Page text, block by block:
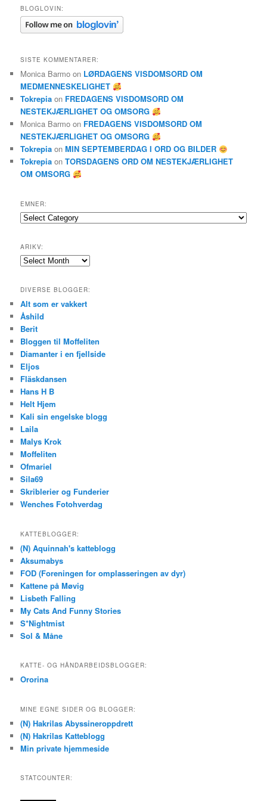
BLOGLOVIN:
SISTE KOMMENTARER:
Monica Barmo on LØRDAGENS VISDOMSORD OM
MEDMENNESKELIGHET
Tokrepia on FREDAGENS VISDOMSORD OM
NESTEKJÆRLIGHET OG OMSORG
Monica Barmo on FREDAGENS VISDOMSORD OM
NESTEKJÆRLIGHET OG OMSORG
Tokrepia onMIN SEPTEMBERDAG I ORD OG BILDER
Tokrepia onTORSDAGENS ORD OM NESTEKJÆRLIGHET
OM OMSORG
EMNER:
Emner:
ARIKV:
Arikv:
DIVERSE BLOGGER:
Alt som er vakkert
Åshild
Berit
Bloggen til Moffeliten
Diamanter i en fjellside
Eljos
Fläskdansen
Hans H B
Helt Hjem
Kali sin engelske blogg
Laila
Malys Krok
Moffeliten
Ofmariel
Sila69
Skriblerier og Funderier
Wenches Fotohverdag
KATTEBLOGGER:
(N) Aquinnah's katteblogg
Aksumabys
FOD (Foreningen for omplasseringen av dyr)
Kattene på Møvig
Lisbeth Falling
My Cats And Funny Stories
S*Nightmist
Sol & Måne
KATTE- OG HÅNDARBEIDSBLOGGER:
Ororina
MINE EGNE SIDER OG BLOGGER:
(N) Hakrilas Abyssineroppdrett
(N) Hakrilas Katteblogg
Min private hjemmeside
STATCOUNTER: